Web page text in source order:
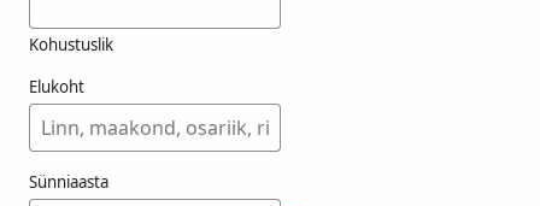
Kohustuslik
Elukoht
Sünniaasta